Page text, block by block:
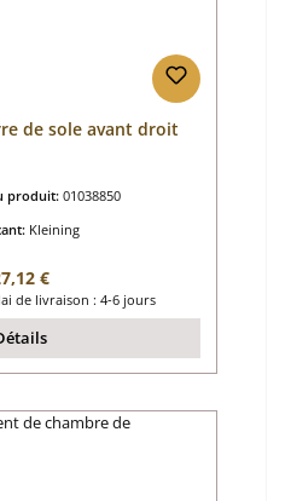
de sole avant droit
produit: 01038850
Kleining
régulier :
€
de livraison : 4-6 jours